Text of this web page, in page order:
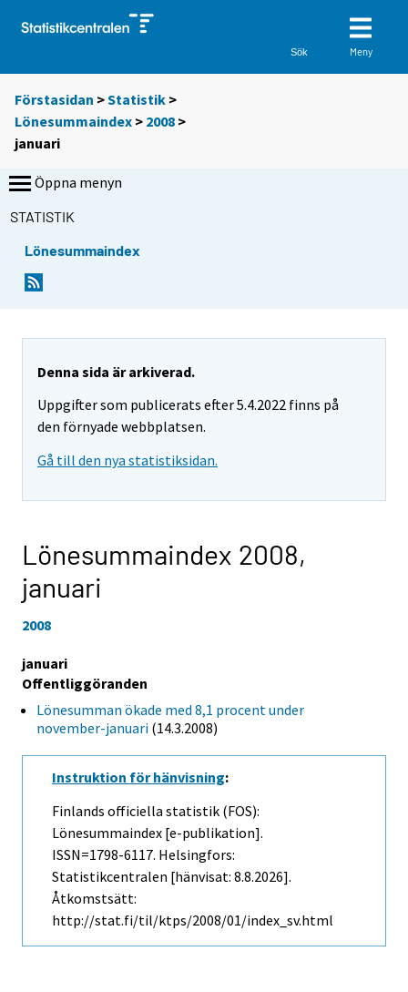
Sök Meny
Förstasidan >Statistik >
Lönesummaindex > 2008 >
januari
Öppna menyn
STATISTIK
Lönesummaindex
Denna sida är arkiverad.
Uppgifter som publicerats efter 5.4.2022 finns på
den förnyade webbplatsen.
Gå till den nya statistiksidan.
Lönesummaindex 2008,
januari
2008
januari
Offentliggöranden
Lönesumman ökade med 8,1 procent under
november-januari (14.3.2008)
Instruktion för hänvisning:
Finlands officiella statistik (FOS):
Lönesummaindex [e-publikation].
ISSN=1798-6117. Helsingfors:
Statistikcentralen [hänvisat: 8.8.2026].
Åtkomstsätt:
http://stat.fi/til/ktps/2008/01/index_sv.html